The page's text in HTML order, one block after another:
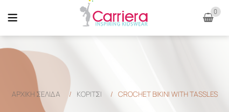
0
ΑΡΧΙΚΉ ΣΕΛΊΔΑ / ΚΟΡΙΤΣΙ / CROCHET BIKINI WITH TASSLES